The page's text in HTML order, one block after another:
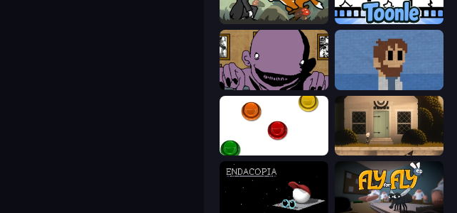
The Illusionist's Dream Toonle
The Owner Is Dead
The Idiot Test Once Upon A Coma